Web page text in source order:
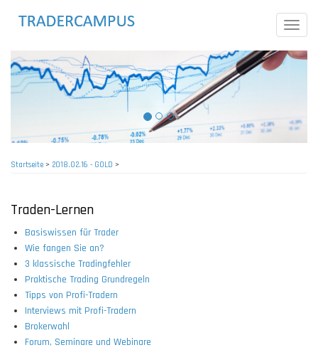
Toggle
Startseite> 2018.02.16 - GOLD >
Traden-Lernen
Basiswissen für Trader
Wie fangen Sie an?
3 klassische Tradingfehler
Praktische Trading Grundregeln
Tipps von Profi-Tradern
Interviews mit Profi-Tradern
Brokerwahl
Forum, Seminare und Webinare